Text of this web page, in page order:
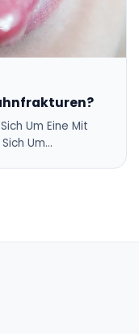
Um Eine Mit
Um…